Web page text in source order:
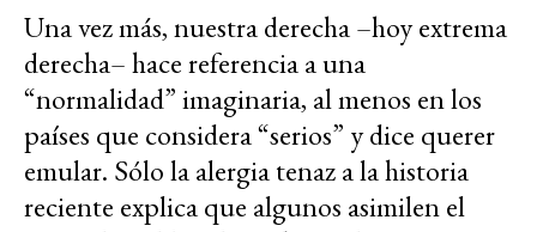
Una vez más, nuestra derecha –hoy extrema
derecha– hace referencia a una
“normalidad” imaginaria, al menos en los
países que considera “serios” y dice querer
emular. Sólo la alergia tenaz a la historia
reciente explica que algunos asimilen el